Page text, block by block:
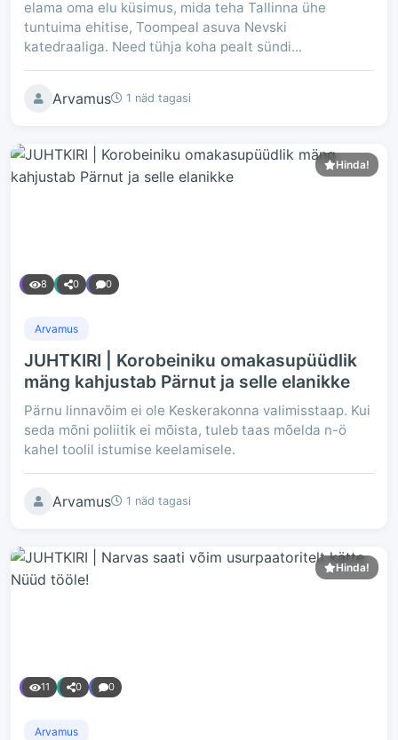
elama oma elu küsimus, mida teha Tallinna ühe
tuntuima ehitise, Toompeal asuva Nevski
katedraaliga. Need tühja koha pealt sündi...
Arvamus 1 näd tagasi
Hinda!
8 0 0
Arvamus
JUHTKIRI | Korobeiniku omakasupüüdlik
mäng kahjustab Pärnut ja selle elanikke
Pärnu linnavõim ei ole Keskerakonna valimisstaap. Kui
seda mõni poliitik ei mõista, tuleb taas mõelda n-ö
kahel toolil istumise keelamisele.
Arvamus 1 näd tagasi
Hinda!
11 0 0
Arvamus